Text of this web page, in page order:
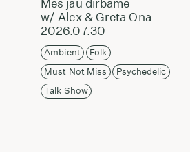
w/ Alex & Greta Ona
2026.07.30
Ambient
Folk
Must Not Miss
Psychedelic
Talk Show